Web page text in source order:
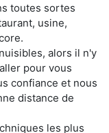
toutes sortes
usine,
alors il n'y
pour vous
confiance et nous
distance de
les plus